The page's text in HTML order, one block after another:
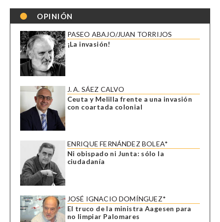
OPINIÓN
PASEO ABAJO/JUAN TORRIJOS
¡La invasión!
J. A. SÁEZ CALVO
Ceuta y Melilla frente a una invasión
con coartada colonial
ENRIQUE FERNÁNDEZ BOLEA*
Ni obispado ni Junta: sólo la
ciudadanía
JOSÉ IGNACIO DOMÍNGUEZ*
El truco de la ministra Aagesen para
no limpiar Palomares